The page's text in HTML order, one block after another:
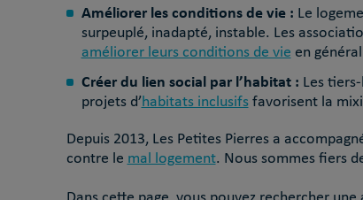
Améliorer les conditions de vie : Le
surpeuplé, inadapté, instable. Les
améliorer leurs conditions de vie en
Créer du lien social par l’habitat : Les
projets d’habitats inclusifsfavorisent la
Depuis 2013, Les Petites Pierres a
contre le mal logement. Nous sommes fiers